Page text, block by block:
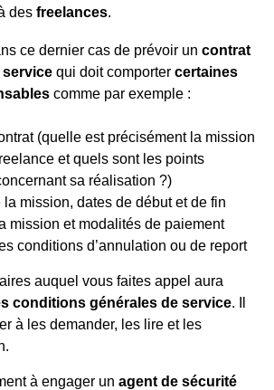
des freelances.
ce dernier cas de prévoir un contrat
qui doit comporter certaines
comme par exemple :
(quelle est précisément la mission
et quels sont les points
sa réalisation ?)
la mission, dates de début et de fin
mission et modalités de paiement
conditions d’annulation ou de report
auquel vous faites appel aura
conditions générales de service. Il
à les demander, les lire et les
à engager un agent de sécurité